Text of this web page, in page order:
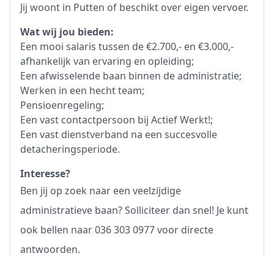
Jij woont in Putten of beschikt over eigen vervoer.
Wat wij jou bieden:
Een mooi salaris tussen de €2.700,- en €3.000,-
afhankelijk van ervaring en opleiding;
Een afwisselende baan binnen de administratie;
Werken in een hecht team;
Pensioenregeling;
Een vast contactpersoon bij Actief Werkt!;
Een vast dienstverband na een succesvolle
detacheringsperiode.
Interesse?
Ben jij op zoek naar een veelzijdige
administratieve baan? Solliciteer dan snel! Je kunt
ook bellen naar 036 303 0977 voor directe
antwoorden.